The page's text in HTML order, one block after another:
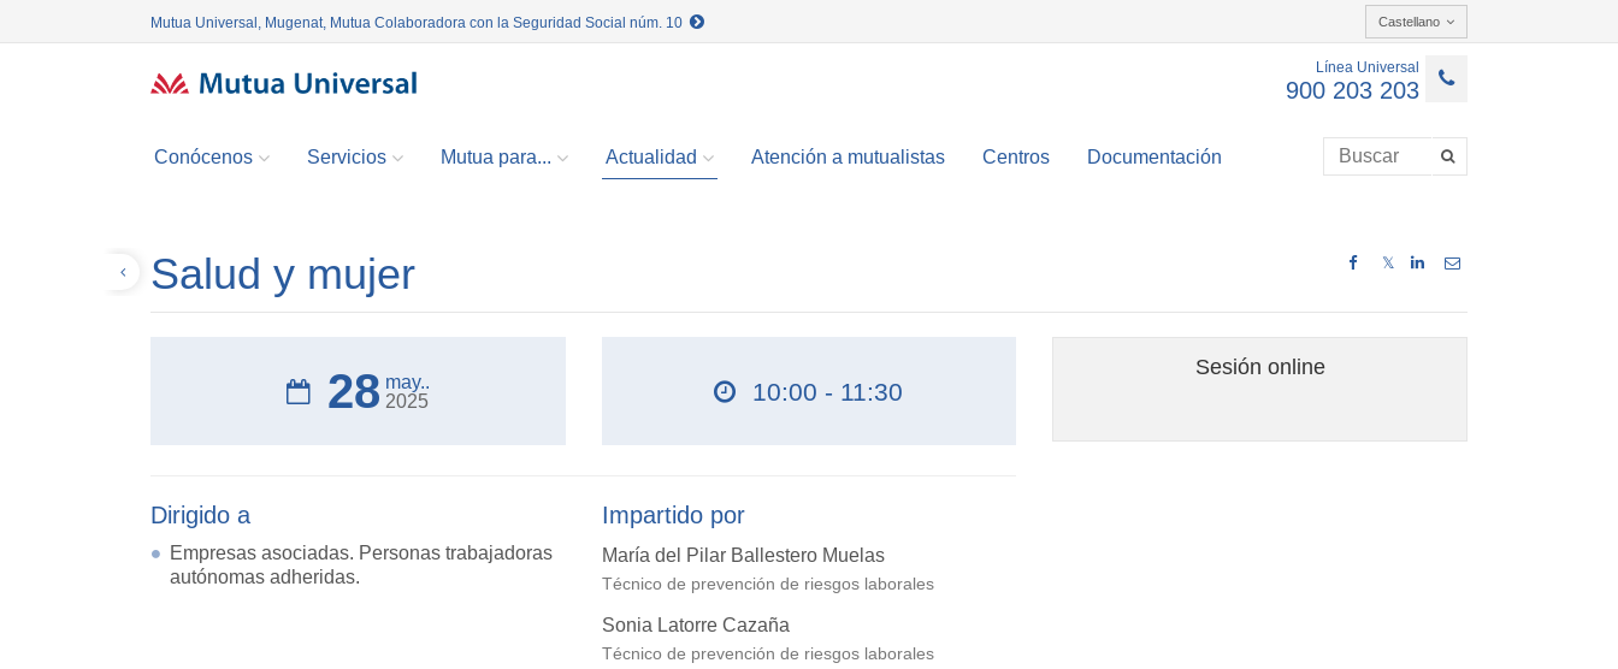
Mutua Universal, Mugenat, Mutua Colaboradora con la Seguridad Social núm. 10 Castellano
Línea Universal
900 203 203
Conócenos Servicios Mutua para... Actualidad Atención a mutualistas Centros Documentación
𝕏
Salud y mujer
28 may..
2025
10:00 - 11:30
Dirigido a
Empresas asociadas. Personas trabajadoras
autónomas adheridas.
Impartido por
María del Pilar Ballestero Muelas
Técnico de prevención de riesgos laborales
Sonia Latorre Cazaña
Técnico de prevención de riesgos laborales
Sesión online